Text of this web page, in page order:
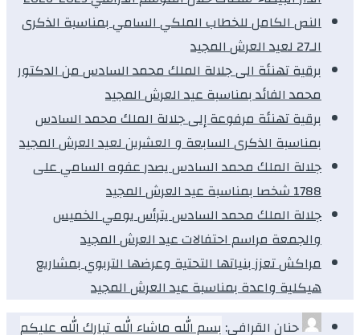
النص الكامل للخطاب الملكي السامي بمناسبة الذكرى
الـ27 لعيد العرش المجيد
برقية تهنئة الى جلالة الملك محمد السادس من الدكتور
محمد الفائد بمناسبة عيد العرش المجيد
برقية تهنئة مرفوعة إلى جلالة الملك محمد السادس
بمناسبة الذكرى السابعة و العشرين لعيد العرش المجيد
جلالة الملك محمد السادس يصدر عفوه السامي على
1788 شخصا بمناسبة عيد العرش المجيد
جلالة الملك محمد السادس يترأس يومي الخميس
والجمعة مراسم احتفالات عيد العرش المجيد
مراكش تعزز بنياتها التحتية وعرضها التربوي بمشاريع
هيكلية واعدة بمناسبة عيد العرش المجيد
حنان القرافي: بسم الله ماشاء الله تبارك الله عليكم